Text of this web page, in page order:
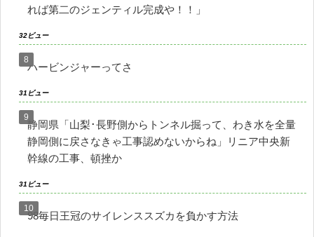
れば第二のジェンティル完成や！！」
32ビュー
ハービンジャーってさ
31ビュー
静岡県「山梨･長野側からトンネル掘って、わき水を全量
静岡側に戻さなきゃ工事認めないからね」リニア中央新
幹線の工事、頓挫か
31ビュー
98毎日王冠のサイレンススズカを負かす方法